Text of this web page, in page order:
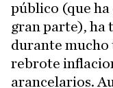
público (que ha
gran parte), ha
durante mucho
rebrote
arancelarios.